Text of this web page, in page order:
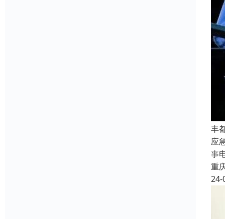
丰
应
事
重
24-